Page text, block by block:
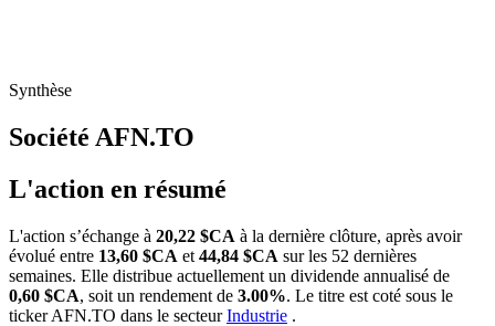
Synthèse
Société AFN.TO
L'action en résumé
L'action s’échange à 20,22 $CA à la dernière clôture, après avoir
évolué entre 13,60 $CA et 44,84 $CA sur les 52 dernières
semaines. Elle distribue actuellement un dividende annualisé de
0,60 $CA, soit un rendement de 3.00%. Le titre est coté sous le
tickerAFN.TO dans le secteurIndustrie .